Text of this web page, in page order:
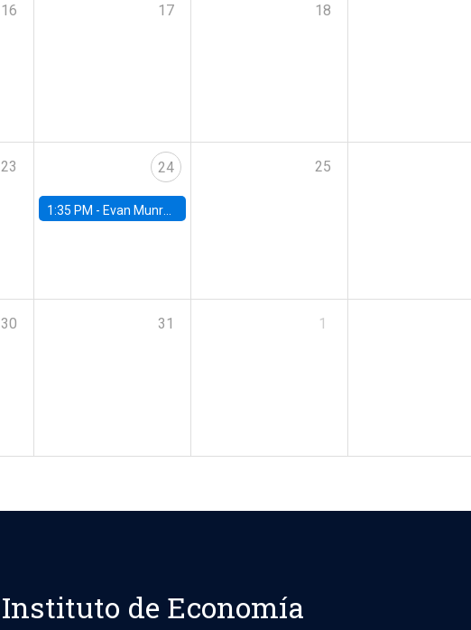
16 17 18
23 24
1:35 PM - Evan Munro, Neyman Visiting Assistant Professor in the Department of Statistics at UC Berkeley
25
30 31 1
Instituto de Economía